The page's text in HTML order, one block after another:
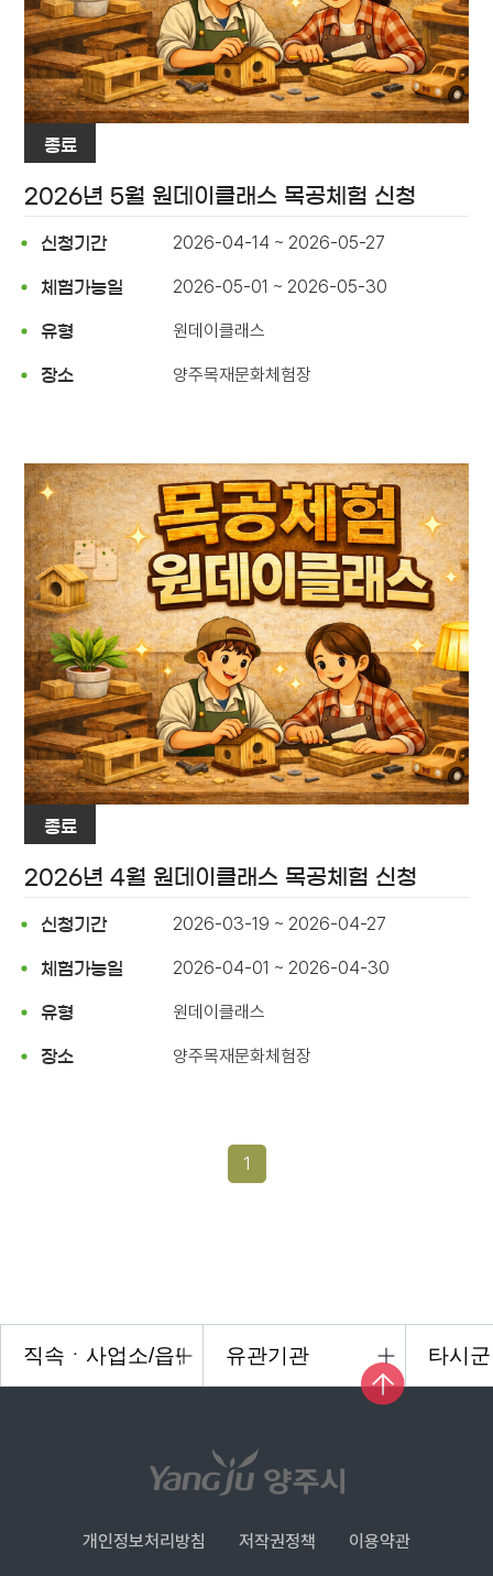
종료
2026년 5월 원데이클래스 목공체험 신청
신청기간 2026-04-14 ~ 2026-05-27
체험가능일 2026-05-01 ~ 2026-05-30
유형 원데이클래스
장소 양주목재문화체험장
종료
2026년 4월 원데이클래스 목공체험 신청
신청기간 2026-03-19 ~ 2026-04-27
체험가능일 2026-04-01 ~ 2026-04-30
유형 원데이클래스
장소 양주목재문화체험장
1
개인정보처리방침 저작권정책 이용약관